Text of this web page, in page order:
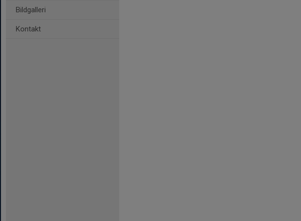
Bildgalleri
Kontakt